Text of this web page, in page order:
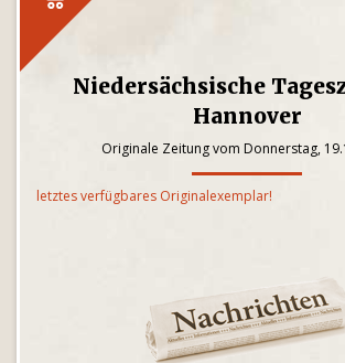
Niedersächsische
Hannover
Originale Zeitung vom Donnerstag,
letztes verfügbares Originalexemplar!